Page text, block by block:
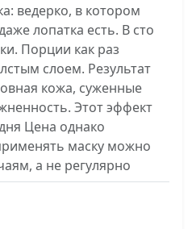
ведерко, в котором
лопатка есть. В сто
Порции как раз
слоем. Результат
кожа, суженные
Этот эффект
Цена однако
маску можно
а не регулярно